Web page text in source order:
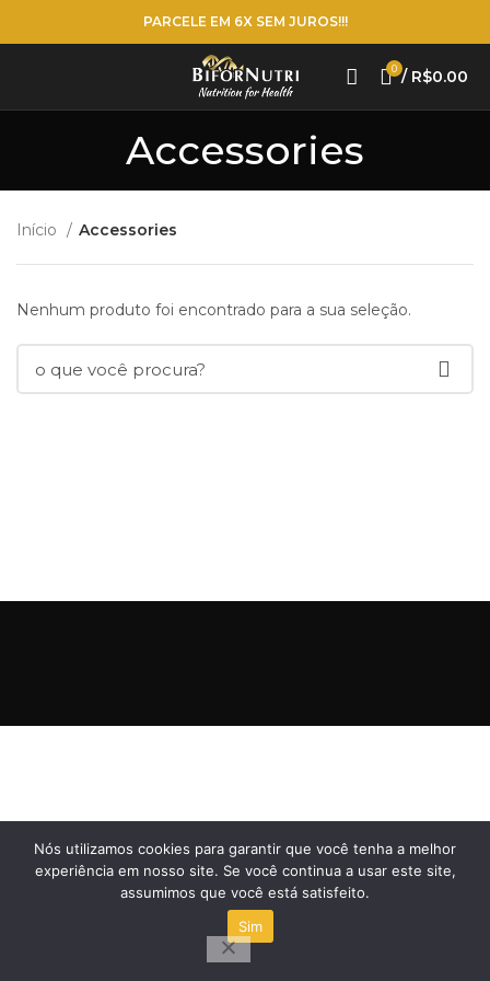
PARCELE EM 6X SEM JUROS!!!
0 / R$0.00
Accessories
Início Accessories
Nenhum produto foi encontrado para a sua seleção.
0
Carrinho
Nós utilizamos cookies para garantir que você tenha a melhor
experiência em nosso site. Se você continua a usar este site,
assumimos que você está satisfeito.
Sim